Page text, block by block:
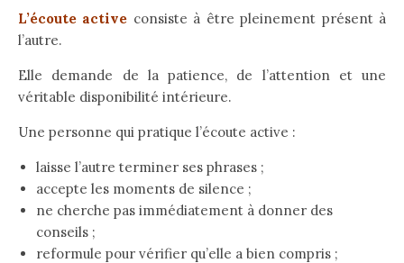
L’écoute active consiste à être pleinement présent à
l’autre.
Elle demande de la patience, de l’attention et une
véritable disponibilité intérieure.
Une personne qui pratique l’écoute active :
laisse l’autre terminer ses phrases ;
accepte les moments de silence ;
ne cherche pas immédiatement à donner des
conseils ;
reformule pour vérifier qu’elle a bien compris ;